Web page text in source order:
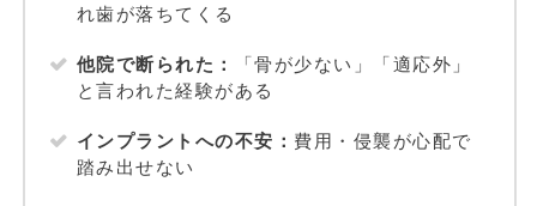
れ歯が落ちてくる
他院で断られた：
「骨が少ない」「適応外」
と言われた経験がある
インプラントへの不安： 費用・侵襲が心配で
踏み出せない